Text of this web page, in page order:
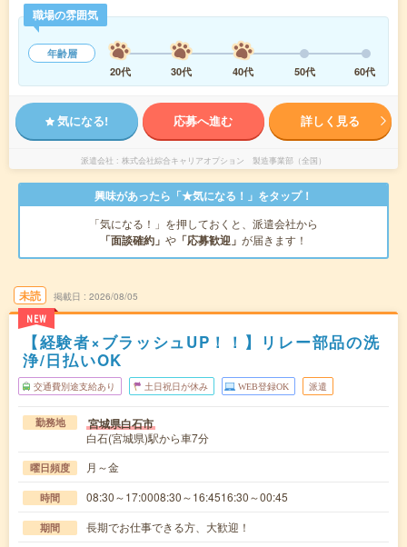
職場の雰囲気
年齢層
20代
30代 40代 50代 60代
気になる! 応募へ進む 詳しく見る
派遣会社 株式会社綜合キャリアオプション 製造事業部（全国）
興味があったら「★気になる！」をタップ！
「気になる！」を押しておくと、派遣会社から
「面談確約」 や 「応募歓迎」 が届きます！
未読
NEW
掲載日 2026/08/05
【経験者×ブラッシュUP！！】リレー部品の洗
浄/日払いOK
交通費別途支給あり 土日祝日が休み WEB登録OK 派遣
勤務地 宮城県白石市
白石(宮城県)駅から車7分
曜日頻度 月～金
時間 08:30～17:0008:30～16:4516:30～00:45
期間 長期でお仕事できる方、大歓迎！